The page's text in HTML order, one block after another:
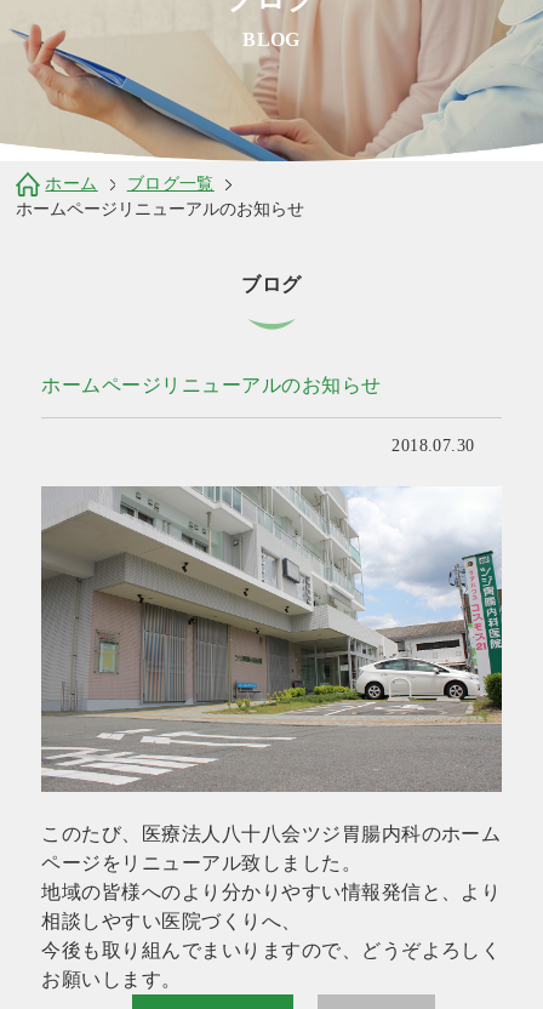
BLOG
ホーム
ブログ一覧
ホームページリニューアルのお知らせ
ブログ
ホームページリニューアルのお知らせ
2018.07.30
このたび、医療法人八十八会ツジ胃腸内科のホーム
ページをリニューアル致しました。
地域の皆様へのより分かりやすい情報発信と、より
相談しやすい医院づくりへ、
今後も取り組んでまいりますので、どうぞよろしく
お願いします。